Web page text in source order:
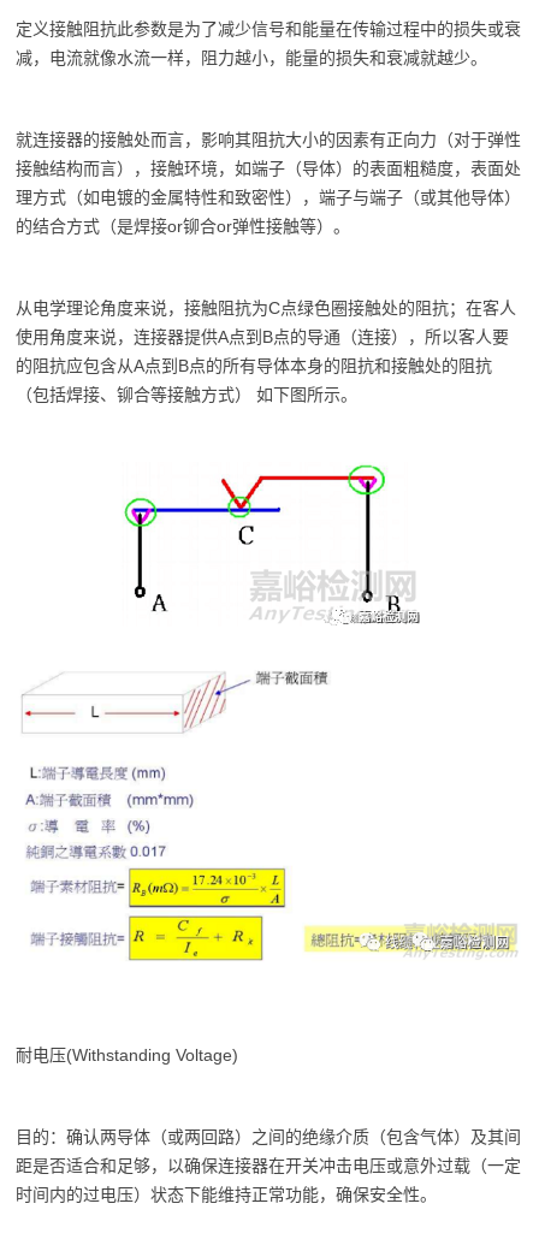
定义接触阻抗此参数是为了减少信号和能量在传输过程中的损失或衰
减，电流就像水流一样，阻力越小，能量的损失和衰减就越少。
就连接器的接触处而言，影响其阻抗大小的因素有正向力（对于弹性
接触结构而言），接触环境，如端子（导体）的表面粗糙度，表面处
理方式（如电镀的金属特性和致密性），端子与端子（或其他导体）
的结合方式（是焊接or铆合or弹性接触等）。
从电学理论角度来说，接触阻抗为C点绿色圈接触处的阻抗；在客人
使用角度来说，连接器提供A点到B点的导通（连接），所以客人要
的阻抗应包含从A点到B点的所有导体本身的阻抗和接触处的阻抗
（包括焊接、铆合等接触方式） 如下图所示。
耐电压(Withstanding Voltage)
目的：确认两导体（或两回路）之间的绝缘介质（包含气体）及其间
距是否适合和足够，以确保连接器在开关冲击电压或意外过载（一定
时间内的过电压）状态下能维持正常功能，确保安全性。